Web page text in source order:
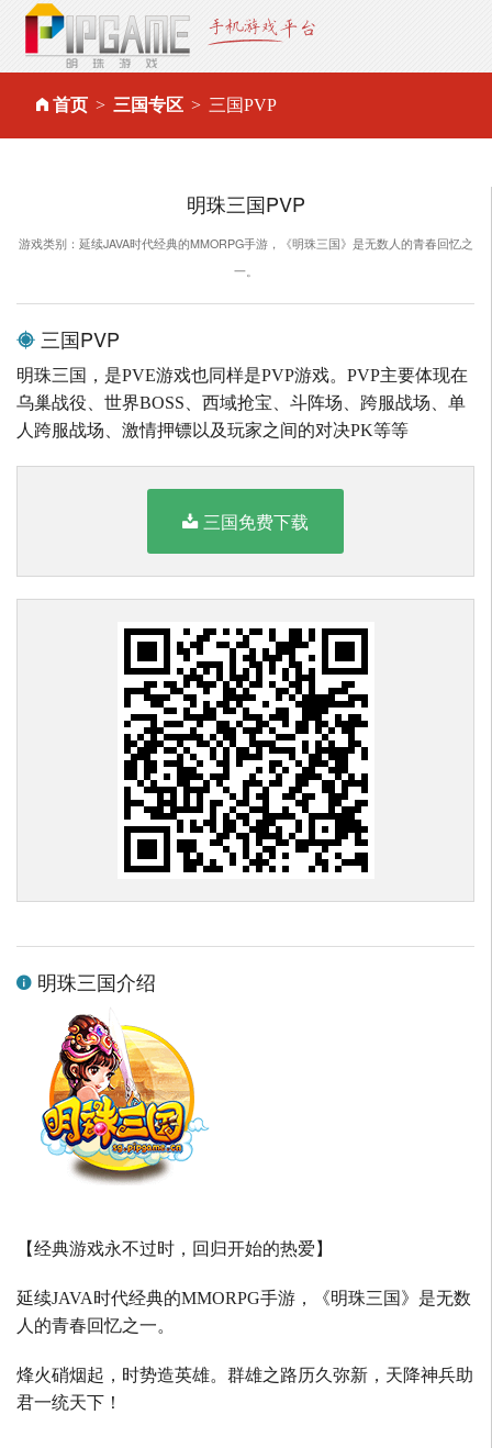
首页 三国专区 三国PVP
明珠三国PVP
游戏类别：延续JAVA时代经典的MMORPG手游，《明珠三国》是无数人的青春回忆之
一。
三国PVP
明珠三国，是PVE游戏也同样是PVP游戏。PVP主要体现在
乌巢战役、世界BOSS、西域抢宝、斗阵场、跨服战场、单
人跨服战场、激情押镖以及玩家之间的对决PK等等
三国免费下载
明珠三国介绍
【经典游戏永不过时，回归开始的热爱】
延续JAVA时代经典的MMORPG手游，《明珠三国》是无数
人的青春回忆之一。
烽火硝烟起，时势造英雄。群雄之路历久弥新，天降神兵助
君一统天下！